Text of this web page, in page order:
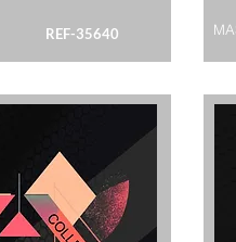
REF-35640